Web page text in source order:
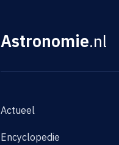
Astronomie.nl
Actueel
Encyclopedie